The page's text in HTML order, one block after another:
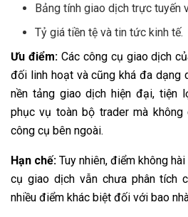
Bảng tính giao dịch trực tuyến
Tỷ giá tiền tệ và tin tức kinh tế.
Ưu điểm:Các công cụ giao dịch
đối linh hoạt và cũng khá đa dạng
nền tảng giao dịch hiện đại, tiện
phục vụ toàn bộ trader mà
công cụ bên ngoài.
Hạn chế: Tuy nhiên, điểm không
cụ giao dịch vẫn chưa phân tích
nhiều điểm khác biệt đối với bao